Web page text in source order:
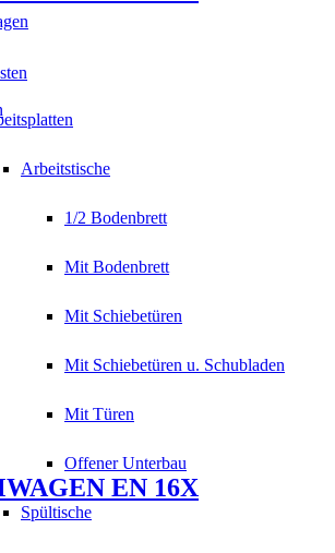
Arbeitstische
1/2 Bodenbrett
Mit Bodenbrett
Mit Schiebetüren
Mit Schiebetüren u. Schubladen
Mit Türen
Offener Unterbau
Spültische
EN 16X